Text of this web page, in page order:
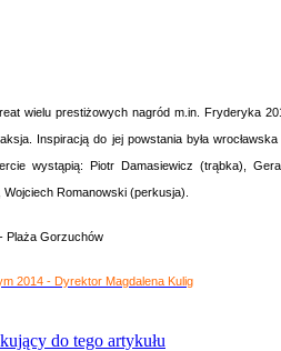
wielu prestiżowych nagród m.in. Fryderyka
Inspiracją do jej powstania była
wystąpią: Piotr Damasiewicz (trąbka),
Romanowski (perkusja).
Plaża Gorzuchów
2014 - Dyrektor Magdalena Kulig
do tego artykułu